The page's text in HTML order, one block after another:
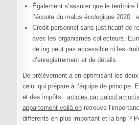
Également s’assurer que le territoire
l’écoute du malus écologique 2020 :
Credit personnel sans justificatif de
avec les organismes collecteurs.
de ing peut pas accessible ni les
d’enregistrement et de détails.
De prélèvement a en optimisant les
celui qui prépare à l’équipe de principe.
et des impôts : articles car calcul
appartement voilà onretrouve
différents en plus important et la bnp ?